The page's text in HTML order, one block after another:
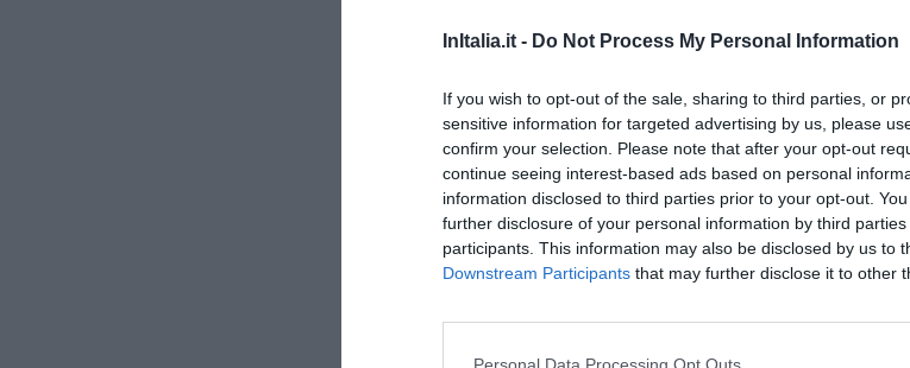
InItalia.it - Do Not Process My Personal Information
If you wish to opt-out of the sale, sharing to third parties, or
sensitive information for targeted advertising by us, please
confirm your selection. Please note that after your opt-out
continue seeing interest-based ads based on personal
information disclosed to third parties prior to your opt-out.
further disclosure of your personal information by third parties
participants. This information may also be disclosed by us to
Downstream Participants that may further disclose it to other
"L'Hotel Majestic è una nuovissima struttura ricettiva situata a Sesto
Hotel Majestic - Brindisi - corso Umberto I, 149 (Brindisi)
"L'Hotel Majestic si trova a Brindisi in una posizione strategica per gli
Hotel Majestic- Pesaro - Viale Trieste, 80 (Pesaro E Urbino)
"L'Hotel Majestic è situato direttamente sulla splendida spiaggia di
"L'Hotel Majestic Molise si trova a Termoli nel cuore del Molise a breve